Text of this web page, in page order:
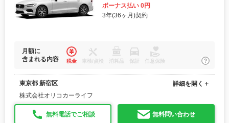
ボーナス払い 0円
3年(36ヶ月)契約
月額に
含まれる内容
税金 車検/点検 消耗品 保証 任意保険
東京都 新宿区
株式会社オリコカーライフ
詳細を開く＋
無料電話でご相談 無料問い合わせ